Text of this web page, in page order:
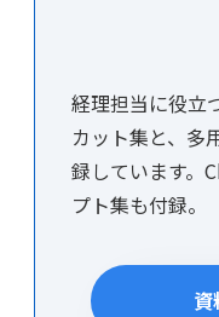
経理担当に役立
カット集と、多
録しています。
プト集も付録。
資